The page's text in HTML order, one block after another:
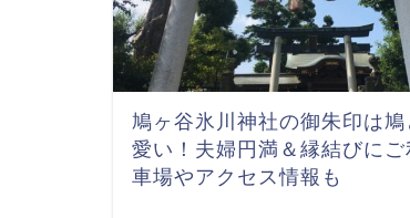
鳩ヶ谷氷川神社の御朱印は
愛い！夫婦円満＆縁結びに
車場やアクセス情報も